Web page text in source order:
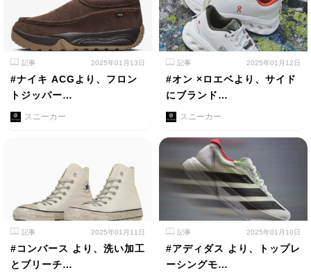
記事 2025年01月13日
#ナイキ ACGより、フロン
トジッパー…
スニーカー
記事 2025年01月12日
#オン ×ロエベより、サイド
にブランド…
スニーカー
記事 2025年01月11日
#コンバース より、洗い加工
とブリーチ…
記事 2025年01月10日
#アディダス より、トップレ
ーシングモ…